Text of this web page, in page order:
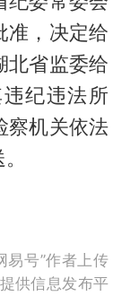
准，决定给
北省监委给
纪违法所
察机关依法
易号”作者上传
供信息发布平